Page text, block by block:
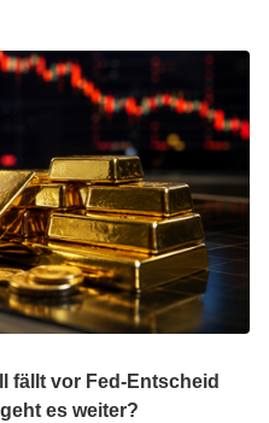
fällt vor Fed-Entscheid
es weiter?